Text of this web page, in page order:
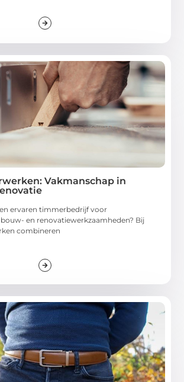
Vakmanschap in
ervaren timmerbedrijf voor
en renovatiewerkzaamheden? Bij
combineren